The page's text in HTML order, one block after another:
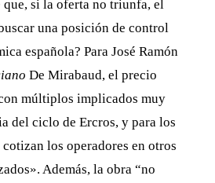
que, si la oferta no triunfa, el
una posición de control
española? Para José Ramón
De Mirabaud, el precio
múltiplos implicados muy
del ciclo de Ercros, y para los
los operadores en otros
Además, la obra “no